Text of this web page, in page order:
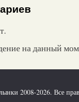
на данный
2008-2026. Все